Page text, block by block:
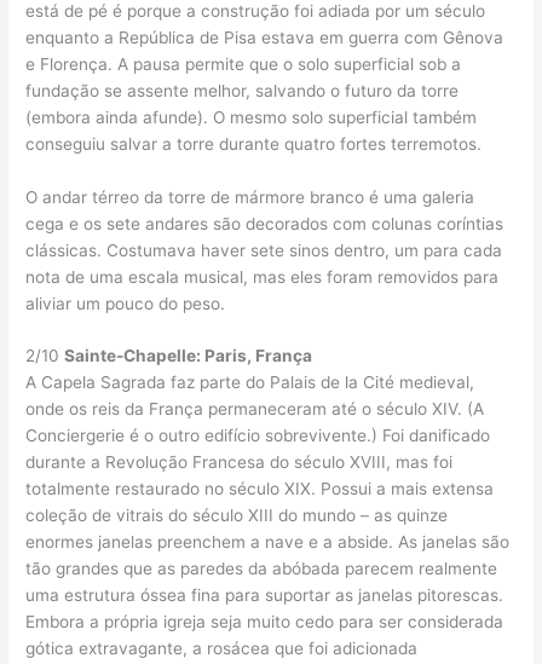
está de pé é porque a construção foi adiada por um século
enquanto a República de Pisa estava em guerra com Gênova
e Florença. A pausa permite que o solo superficial sob a
fundação se assente melhor, salvando o futuro da torre
(embora ainda afunde). O mesmo solo superficial também
conseguiu salvar a torre durante quatro fortes terremotos.
O andar térreo da torre de mármore branco é uma galeria
cega e os sete andares são decorados com colunas coríntias
clássicas. Costumava haver sete sinos dentro, um para cada
nota de uma escala musical, mas eles foram removidos para
aliviar um pouco do peso.
2/10Sainte-Chapelle: Paris, França
A Capela Sagrada faz parte do Palais de la Cité medieval,
onde os reis da França permaneceram até o século XIV. (A
Conciergerie é o outro edifício sobrevivente.) Foi danificado
durante a Revolução Francesa do século XVIII, mas foi
totalmente restaurado no século XIX. Possui a mais extensa
coleção de vitrais do século XIII do mundo – as quinze
enormes janelas preenchem a nave e a abside. As janelas são
tão grandes que as paredes da abóbada parecem realmente
uma estrutura óssea fina para suportar as janelas pitorescas.
Embora a própria igreja seja muito cedo para ser considerada
gótica extravagante, a rosácea que foi adicionada